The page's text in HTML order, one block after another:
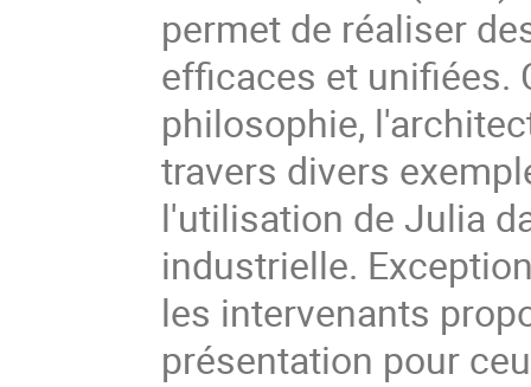
permet de réaliser
efficaces et unifiées.
philosophie,
travers divers
l'utilisation de Julia
industrielle.
les intervenants
présentation pour